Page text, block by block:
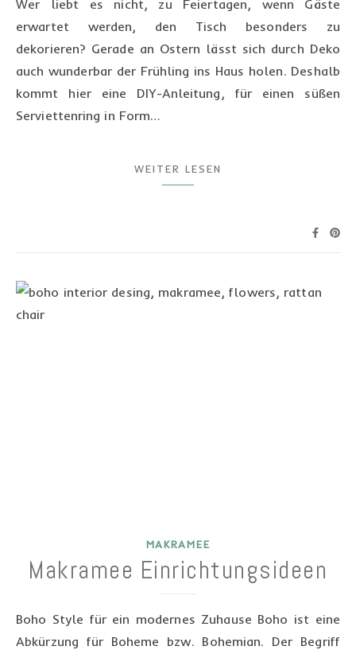
Wer liebt es nicht, zu Feiertagen, wenn Gäste
erwartet werden, den Tisch besonders zu
dekorieren? Gerade an Ostern lässt sich durch Deko
auch wunderbar der Frühling ins Haus holen. Deshalb
kommt hier eine DIY-Anleitung, für einen süßen
Serviettenring in Form…
WEITER LESEN
MAKRAMEE
Makramee Einrichtungsideen
Boho Style für ein modernes Zuhause Boho ist eine
Abkürzung für Boheme bzw. Bohemian. Der Begriff